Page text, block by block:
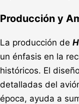
Producción y
La producción de
un énfasis en la
históricos. El
detalladas del
época, ayuda a